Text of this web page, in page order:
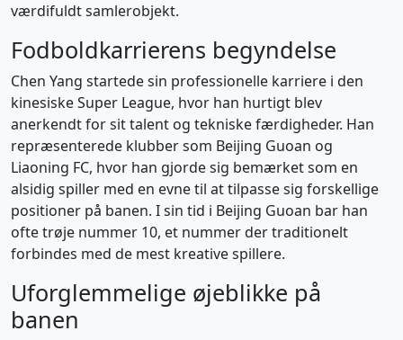
værdifuldt samlerobjekt.
Fodboldkarrierens begyndelse
Chen Yang startede sin professionelle karriere i den
kinesiske Super League, hvor han hurtigt blev
anerkendt for sit talent og tekniske færdigheder. Han
repræsenterede klubber som Beijing Guoan og
Liaoning FC, hvor han gjorde sig bemærket som en
alsidig spiller med en evne til at tilpasse sig forskellige
positioner på banen. I sin tid i Beijing Guoan bar han
ofte trøje nummer 10, et nummer der traditionelt
forbindes med de mest kreative spillere.
Uforglemmelige øjeblikke på
banen